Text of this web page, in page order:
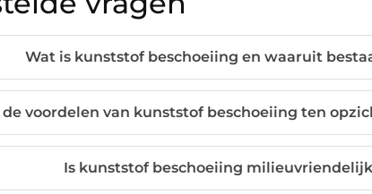
Wat is kunststof beschoeiing en waaruit
voordelen van kunststof beschoeiing ten
Is kunststof beschoeiing